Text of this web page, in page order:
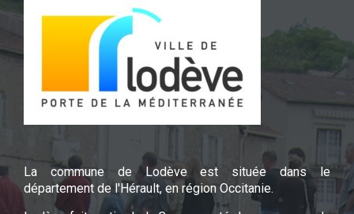
La commune de Lodève est située dans le
département de l'Hérault, en région Occitanie.